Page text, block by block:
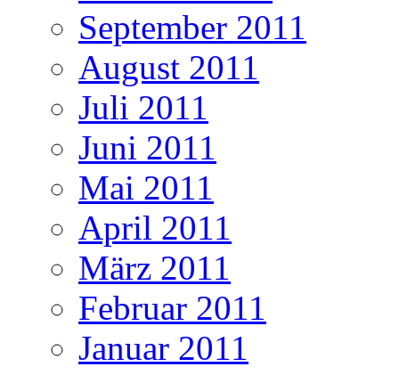
September 2011
August 2011
Juli 2011
Juni 2011
Mai 2011
April 2011
März 2011
Februar 2011
Januar 2011